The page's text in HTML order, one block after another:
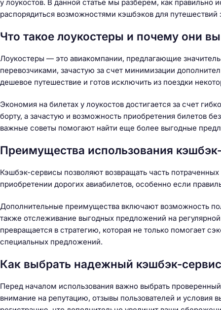
у лоукостов. В данной статье мы разберем, как правильно
распорядиться возможностями кэшбэков для путешествий
Что такое лоукостеры и почему они
Лоукостеры — это авиакомпании, предлагающие
перевозчиками, зачастую за счет минимизации
дешевое путешествие и готов исключить из поездки
Экономия на билетах у лоукостов достигается за счет
борту, а зачастую и возможность приобретения билетов
важные советы помогают найти еще более выгодные
Преимущества использования
Кэшбэк-сервисы позволяют возвращать часть
приобретении дорогих авиабилетов, особенно если
Дополнительные преимущества включают возможность
также отслеживание выгодных предложений на
превращается в стратегию, которая не только помогает
специальных предложений.
Как выбрать надежный кэшбэк-сервис
Перед началом использования важно выбрать
внимание на репутацию, отзывы пользователей и условия
Н
а